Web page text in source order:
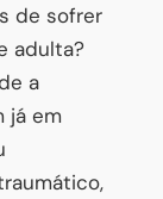
de sofrer
adulta?
a
já em